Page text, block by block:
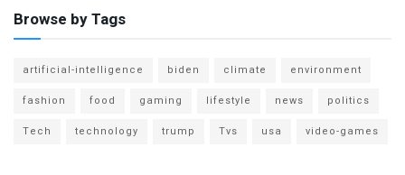
Browse by Tags
artificial-intelligence biden climate
environment
fashion
food gaming lifestyle news
politics
Tech
technology trump Tvs usa video-games